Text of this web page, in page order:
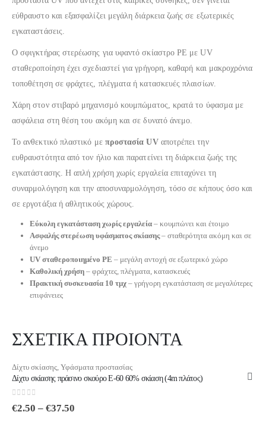
εύθραυστο και εξασφαλίζει μεγάλη διάρκεια ζωής σε εξωτερικές
εγκαταστάσεις.
Ο σφιγκτήρας στερέωσης για υφαντό σκίαστρο PE με UV
σταθεροποίηση έχει σχεδιαστεί για γρήγορη, καθαρή και μακροχρόνια
τοποθέτηση σε φράχτες, πλέγματα ή κατασκευές πλαισίων.
Χάρη στον στιβαρό μηχανισμό κουμπώματος, κρατά το ύφασμα με
ασφάλεια στη θέση του ακόμη και σε δυνατό άνεμο.
Το ανθεκτικό πλαστικό με προστασία UVαποτρέπει την
ευθραυστότητα από τον ήλιο και παρατείνει τη διάρκεια ζωής της
εγκατάστασης. Η απλή χρήση χωρίς εργαλεία επιταχύνει τη
συναρμολόγηση και την αποσυναρμολόγηση, τόσο σε κήπους όσο και
σε εργοτάξια ή αθλητικούς χώρους.
Εύκολη εγκατάσταση χωρίς εργαλεία– κουμπώνει και έτοιμο
Ασφαλής στερέωση υφάσματος σκίασης– σταθερότητα ακόμη και σε
άνεμο
UV σταθεροποιημένο PE – μεγάλη αντοχή σε εξωτερικό χώρο
Καθολική χρήση– φράχτες, πλέγματα, κατασκευές
Πρακτική συσκευασία 10 τμχ– γρήγορη εγκατάσταση σε μεγαλύτερες
επιφάνειες
ΣΧΕΤΙΚΑ ΠΡΟΙΟΝΤΑ
Δίχτυ σκίασης Υφάσματα προστασίας
Δίχτυ σκίασης πράσινο σκούρο E-60 60% σκίαση (4m πλάτος)
0out of 5
€2.50 – €37.50